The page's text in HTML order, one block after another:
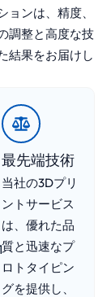
ンは、精度、
調整と高度な技
結果をお届けし
最先端技術
当社の3Dプリ
ントサービス
は、優れた品
質と迅速なプ
ロトタイピン
グを提供し、